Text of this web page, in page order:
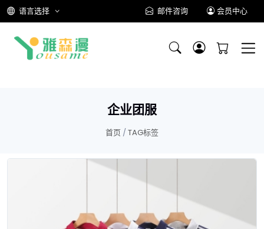
语言选择 邮件咨询 会员中心
企业团服
首页 / TAG标签